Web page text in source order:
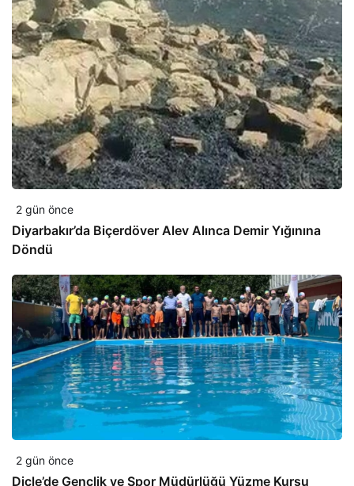
2 gün önce
Diyarbakır’da Biçerdöver Alev Alınca Demir Yığınına
Döndü
2 gün önce
Dicle’de Gençlik ve Spor Müdürlüğü Yüzme Kursu